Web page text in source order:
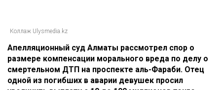
Коллаж Ulysmedia.kz
Апелляционный суд Алматы рассмотрел спор о
размере компенсации морального вреда по делу о
смертельном ДТП на проспекте аль-Фараби. Отец
одной из погибших в аварии девушек просил